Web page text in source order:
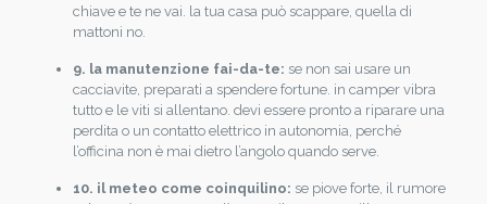
chiave e te ne vai. la tua casa può scappare, quella di
mattoni no.
9. la manutenzione fai-da-te: se non sai usare un
cacciavite, preparati a spendere fortune. in camper vibra
tutto e le viti si allentano. devi essere pronto a riparare una
perdita o un contatto elettrico in autonomia, perché
l’officina non è mai dietro l’angolo quando serve.
10. il meteo come coinquilino: se piove forte, il rumore